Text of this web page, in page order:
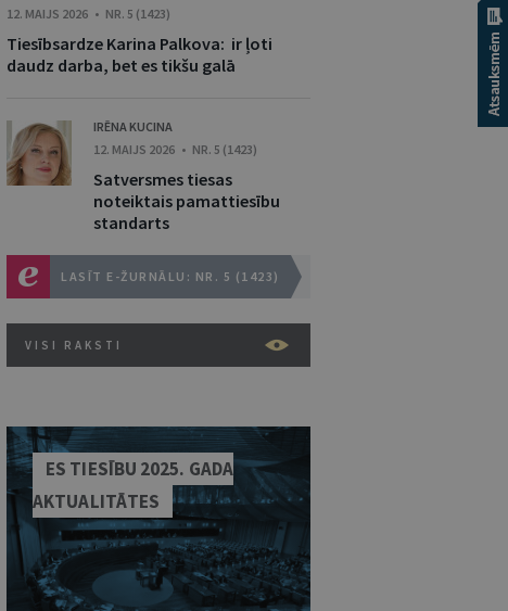
12. MAIJS 2026 • NR. 5 (1423)
Tiesībsardze Karina Palkova: ir ļoti
daudz darba, bet es tikšu galā
IRĒNA KUCINA
12. MAIJS 2026 • NR. 5 (1423)
Satversmes tiesas
noteiktais pamattiesību
standarts
LASĪT E-ŽURNĀLU: NR. 5 (1423)
VISI RAKSTI
ES TIESĪBU 2025. GADA
AKTUALITĀTES